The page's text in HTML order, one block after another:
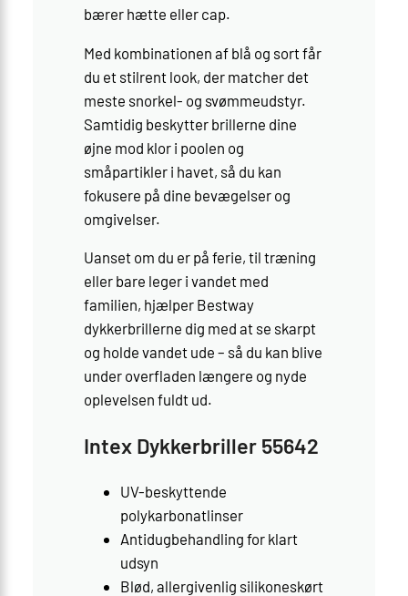
bærer hætte eller cap.
Med kombinationen af blå og sort får
du et stilrent look, der matcher det
meste snorkel- og svømmeudstyr.
Samtidig beskytter brillerne dine
øjne mod klor i poolen og
småpartikler i havet, så du kan
fokusere på dine bevægelser og
omgivelser.
Uanset om du er på ferie, til træning
eller bare leger i vandet med
familien, hjælper Bestway
dykkerbrillerne dig med at se skarpt
og holde vandet ude – så du kan blive
under overfladen længere og nyde
oplevelsen fuldt ud.
Intex Dykkerbriller 55642
UV-beskyttende
polykarbonatlinser
Antidugbehandling for klart
udsyn
Blød, allergivenlig silikoneskørt